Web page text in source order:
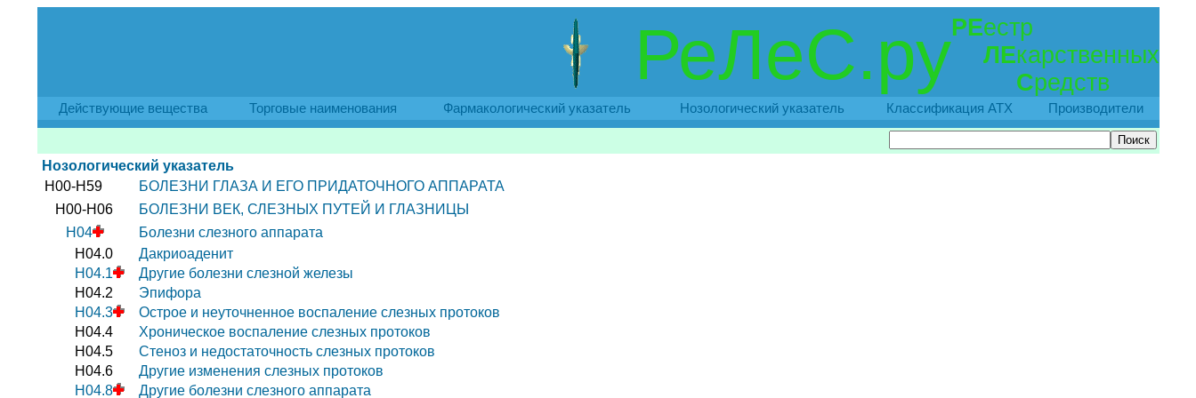
РеЛеС.руРЕестр
ЛЕкарственных
Средств
Действующие вещества Торговые наименования Фармакологический указатель Нозологический указатель Классификация АТХ Производители
Нозологический указатель
H00-H59
БОЛЕЗНИ ГЛАЗА И ЕГО ПРИДАТОЧНОГО АППАРАТА
H00-H06
БОЛЕЗНИ ВЕК, СЛЕЗНЫХ ПУТЕЙ И ГЛАЗНИЦЫ
H04
Болезни слезного аппарата
H04.0
Дакриоаденит
H04.1
Другие болезни слезной железы
H04.2
Эпифора
H04.3
Острое и неуточненное воспаление слезных протоков
H04.4
Хроническое воспаление слезных протоков
H04.5
Стеноз и недостаточность слезных протоков
H04.6
Другие изменения слезных протоков
H04.8
Другие болезни слезного аппарата